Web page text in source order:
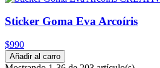
Sticker Goma Eva Arcoíris
$990
Añadir al carro